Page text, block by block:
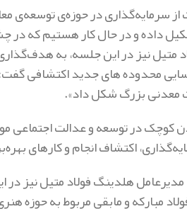
از سرمایه‌گذاری در حوزه‌ی
داده و در حال کار هستیم که در
محدوده های جدید اکتشافی
معدنی بزرگ شکل داد».
کوچک در توسعه و عدالت اجتماعی
اکتشاف انجام و کارهای